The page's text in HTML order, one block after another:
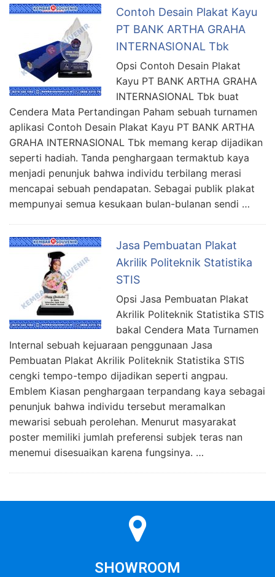
Contoh Desain Plakat Kayu
PT BANK ARTHA GRAHA
INTERNASIONAL Tbk
Opsi Contoh Desain Plakat
Kayu PT BANK ARTHA GRAHA
INTERNASIONAL Tbk buat
Cendera Mata Pertandingan Paham sebuah turnamen
aplikasi Contoh Desain Plakat Kayu PT BANK ARTHA
GRAHA INTERNASIONAL Tbk memang kerap dijadikan
seperti hadiah. Tanda penghargaan termaktub kaya
menjadi penunjuk bahwa individu terbilang merasi
mencapai sebuah pendapatan. Sebagai publik plakat
mempunyai semua kesukaan bulan-bulanan sendi …
Jasa Pembuatan Plakat
Akrilik Politeknik Statistika
STIS
Opsi Jasa Pembuatan Plakat
Akrilik Politeknik Statistika STIS
bakal Cendera Mata Turnamen
Internal sebuah kejuaraan penggunaan Jasa
Pembuatan Plakat Akrilik Politeknik Statistika STIS
cengki tempo-tempo dijadikan seperti angpau.
Emblem Kiasan penghargaan terpandang kaya sebagai
penunjuk bahwa individu tersebut meramalkan
mewarisi sebuah perolehan. Menurut masyarakat
poster memiliki jumlah preferensi subjek teras nan
menemui disesuaikan karena fungsinya. …
SHOWROOM